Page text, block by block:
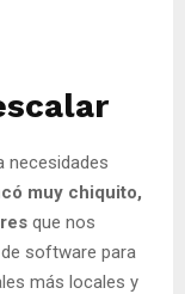
necesidades
muy chiquito,
que nos
software para
más locales y